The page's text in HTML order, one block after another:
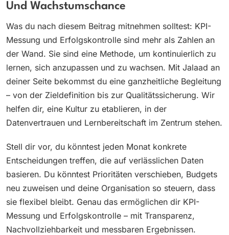
Und Wachstumschance
Was du nach diesem Beitrag mitnehmen solltest: KPI-
Messung und Erfolgskontrolle sind mehr als Zahlen an
der Wand. Sie sind eine Methode, um kontinuierlich zu
lernen, sich anzupassen und zu wachsen. Mit Jalaad an
deiner Seite bekommst du eine ganzheitliche Begleitung
– von der Zieldefinition bis zur Qualitätssicherung. Wir
helfen dir, eine Kultur zu etablieren, in der
Datenvertrauen und Lernbereitschaft im Zentrum stehen.
Stell dir vor, du könntest jeden Monat konkrete
Entscheidungen treffen, die auf verlässlichen Daten
basieren. Du könntest Prioritäten verschieben, Budgets
neu zuweisen und deine Organisation so steuern, dass
sie flexibel bleibt. Genau das ermöglichen dir KPI-
Messung und Erfolgskontrolle – mit Transparenz,
Nachvollziehbarkeit und messbaren Ergebnissen.